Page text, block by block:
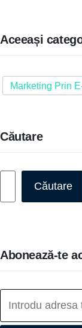
Aceeași
Marketing Prin
Căutare
Căutare
Abonează-te